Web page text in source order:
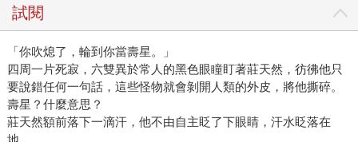
試閱
「你吹熄了，輪到你當壽星。」
四周一片死寂，六雙異於常人的黑色眼瞳盯著莊天然，彷彿他只
要說錯任何一句話，這些怪物就會剝開人類的外皮，將他撕碎。
壽星？什麼意思？
莊天然額前落下一滴汗，他不由自主眨了下眼睛，汗水眨落在
地。